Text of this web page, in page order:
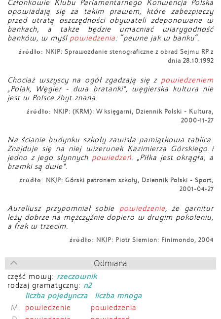
Członkowie Klubu Parlamentarnego Konwencja Polska
opowiadają się za takim prawem, które zabezpieczy
przed utratą oszczędności obywateli zdeponowane w
bankach, a także będzie umacniać wiarygodność
banków, w myśl powiedzenia: ˝pewne jak w banku˝.
źródło: NKJP: Sprawozdanie stenograficzne z obrad Sejmu RP z
dnia 28.10.1992
Chociaż wszyscy na ogół zgadzają się z powiedzeniem
„Polak, Węgier - dwa bratanki”, węgierska kultura nie
jest w Polsce zbyt znana.
źródło: NKJP: (KRM): W księgarni, Dziennik Polski - Kultura,
2000-11-27
Na ścianie budynku szkoły zawisła pamiątkowa tablica.
Znajduje się na niej wizerunek Kazimierza Górskiego i
jedno z jego słynnych powiedzeń: „Piłka jest okrągła, a
bramki są dwie”.
źródło: NKJP: Górski patronem szkoły, Dziennik Polski - Sport,
2001-04-27
Aureliusz przypomniał sobie powiedzenie, że garnitur
leży dobrze na mężczyźnie dopiero w drugim pokoleniu,
a frak w trzecim.
źródło: NKJP: Piotr Siemion: Finimondo, 2004
Odmiana
część mowy: rzeczownik
rodzaj gramatyczny: n2
liczba pojedyncza
liczba mnoga
M.
powiedzenie
powiedzenia